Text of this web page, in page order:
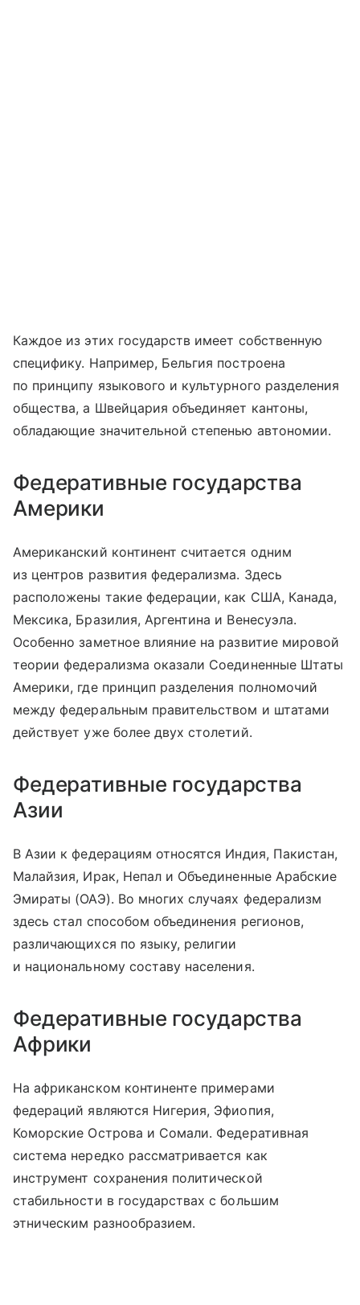
Каждое из этих государств имеет собственную
специфику. Например, Бельгия построена
по принципу языкового и культурного разделения
общества, а Швейцария объединяет кантоны,
обладающие значительной степенью автономии.
Федеративные государства
Америки
Американский континент считается одним
из центров развития федерализма. Здесь
расположены такие федерации, как США, Канада,
Мексика, Бразилия, Аргентина и Венесуэла.
Особенно заметное влияние на развитие мировой
теории федерализма оказали Соединенные Штаты
Америки, где принцип разделения полномочий
между федеральным правительством и штатами
действует уже более двух столетий.
Федеративные государства
Азии
В Азии к федерациям относятся Индия, Пакистан,
Малайзия, Ирак, Непал и Объединенные Арабские
Эмираты (ОАЭ). Во многих случаях федерализм
здесь стал способом объединения регионов,
различающихся по языку, религии
и национальному составу населения.
Федеративные государства
Африки
На африканском континенте примерами
федераций являются Нигерия, Эфиопия,
Коморские Острова и Сомали. Федеративная
система нередко рассматривается как
инструмент сохранения политической
стабильности в государствах с большим
этническим разнообразием.